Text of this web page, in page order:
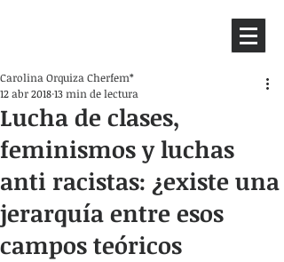
Lucha de clases,
feminismos y luchas
anti racistas: ¿existe una
jerarquía entre esos
campos teóricos
Carolina Orquiza Cherfem*
12 abr 201813 min de lectura